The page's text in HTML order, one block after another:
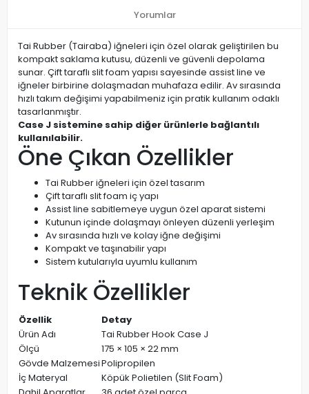
Yorumlar
Tai Rubber (Tairaba) iğneleri için özel olarak geliştirilen bu
kompakt saklama kutusu, düzenli ve güvenli depolama
sunar. Çift taraflı slit foam yapısı sayesinde assist line ve
iğneler birbirine dolaşmadan muhafaza edilir. Av sırasında
hızlı takım değişimi yapabilmeniz için pratik kullanım odaklı
tasarlanmıştır.
Case J sistemine sahip diğer ürünlerle bağlantılı
kullanılabilir.
Öne Çıkan Özellikler
Tai Rubber iğneleri için özel tasarım
Çift taraflı slit foam iç yapı
Assist line sabitlemeye uygun özel aparat sistemi
Kutunun içinde dolaşmayı önleyen düzenli yerleşim
Av sırasında hızlı ve kolay iğne değişimi
Kompakt ve taşınabilir yapı
Sistem kutularıyla uyumlu kullanım
Teknik Özellikler
Özellik
Detay
Ürün Adı
Tai Rubber Hook Case J
Ölçü
175 × 105 × 22 mm
Gövde MalzemesiPolipropilen
İç Materyal
Köpük Polietilen (Slit Foam)